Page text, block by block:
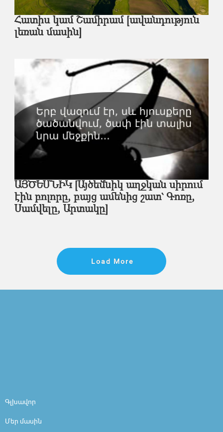
Հատիս կամ Շամիրամ [ավանդություն
լեռան մասին]
ԱՅԾԵՄՆԻԿ [Այծեմնիկ աղջկան սիրում
էին բոլորը, բայց ամենից շատ` Գոռը,
Սամվելը, Արտակը]
Load More
Գլխավոր
Մեր մասին